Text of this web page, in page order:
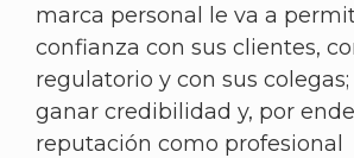
marca personal le va a
confianza con sus clientes,
regulatorio y con sus
ganar credibilidad y, por
reputación como profesional